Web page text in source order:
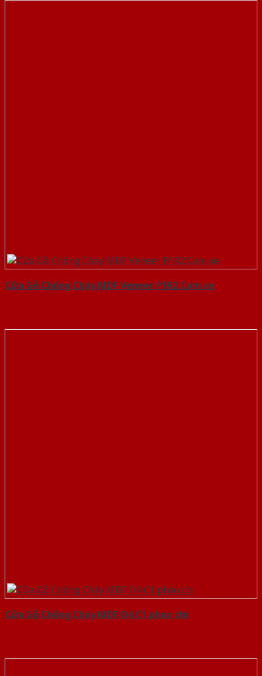
Cửa Gỗ Chống Cháy MDF Veneer P1R2 Cam xe
Cửa Gỗ Chống Cháy MDF O4 C1 phao chi